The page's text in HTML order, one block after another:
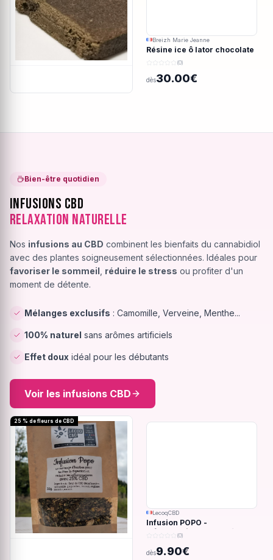
Breizh Marie Jeanne
Résine ice ô lator chocolate
covered strawberry CBD
(0)
dès30.00€
Bien-être quotidien
Infusions CBD
Relaxation Naturelle
Nos infusions au CBD combinent les bienfaits du cannabidiol
avec des plantes soigneusement sélectionnées. Idéales pour
favoriser le sommeil réduire le stress ou profiter d'un
moment de détente.
Mélanges exclusifs : Camomille, Verveine, Menthe...
100% naturel sans arômes artificiels
Effet doux idéal pour les débutants
Voir les infusions CBD
25 % de fleurs de CBD
LecoqCBD
Infusion POPO -
Inflammations du système
digestif - 32g
(0)
dès9.90€